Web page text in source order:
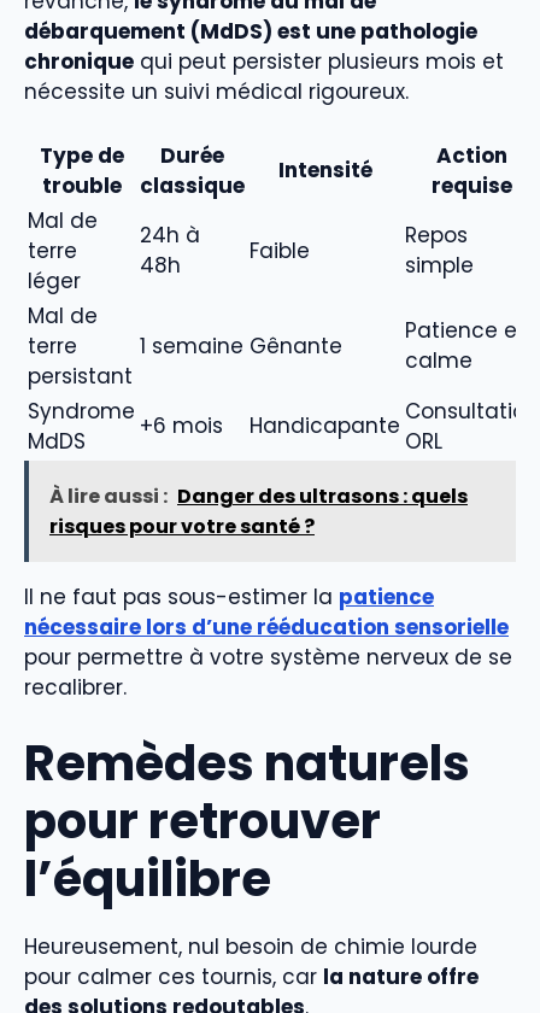
débarquement (MdDS) est une pathologie
chronique qui peut persister plusieurs mois et
nécessite un suivi médical rigoureux.
Type de
trouble
Durée
classique
Intensité
Action
requise
Mal de
terre
léger
24h à
48h
Faible
Repos
simple
Mal de
terre
persistant
1 semaine Gênante
Patience et
calme
Syndrome
MdDS
+6 mois Handicapante Consultation
ORL
À lire aussi : Danger des ultrasons : quels
risques pour votre santé ?
Il ne faut pas sous-estimer la patience
nécessaire lors d’une rééducation sensorielle
pour permettre à votre système nerveux de se
recalibrer.
Remèdes naturels
pour retrouver
l’équilibre
Heureusement, nul besoin de chimie lourde
pour calmer ces tournis, car la nature offre
des solutions redoutables.